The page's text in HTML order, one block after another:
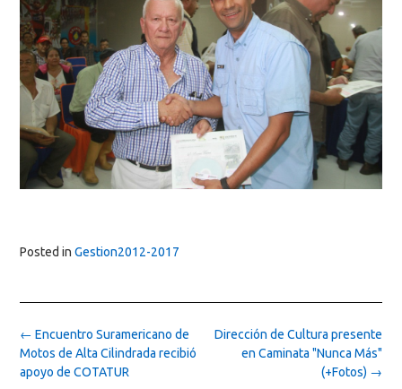
Posted in Gestion2012-2017
Post
navigation
Dirección de Cultura presente
en Caminata "Nunca Más"
(+Fotos) →
← Encuentro Suramericano de
Motos de Alta Cilindrada recibió
apoyo de COTATUR